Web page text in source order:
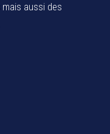
mais aussi des